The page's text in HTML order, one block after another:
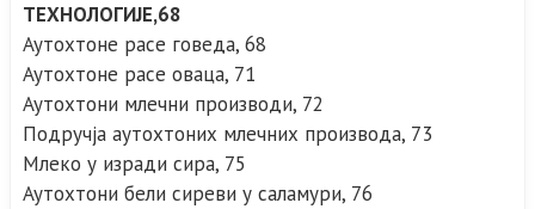
ТЕХНОЛОГИЈЕ,68
Аутохтоне расе говеда, 68
Аутохтоне расе оваца, 71
Аутохтони млечни производи, 72
Подручја аутохтоних млечних производа, 73
Млеко у изради сира, 75
Аутохтони бели сиреви у саламури, 76